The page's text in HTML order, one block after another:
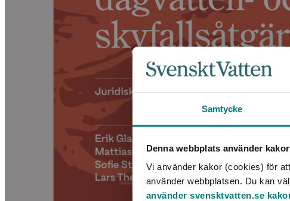
Samtycke
Denna webbplats använder
Vi använder kakor (cookies) för
använder webbplatsen. Du kan
använder svensktvatten.se